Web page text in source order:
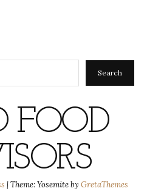
Search
FOOD
|Theme: Yosemite by GretaThemes